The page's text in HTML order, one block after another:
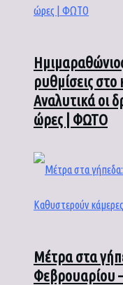
ρυθμίσεις
Αναλυτικά οι
ώρες | ΦΩΤΟ
Μέτρα στα
Φεβρουαρίου